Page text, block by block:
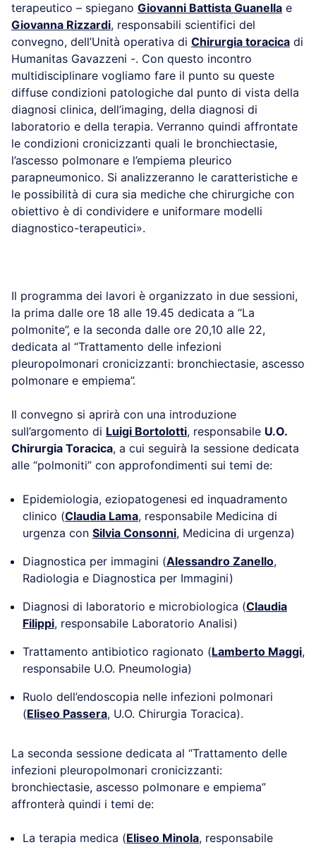
terapeutico – spiegano Giovanni Battista Guanella e
Giovanna Rizzardi, responsabili scientifici del
convegno, dell’Unità operativa di Chirurgia toracica di
Humanitas Gavazzeni -. Con questo incontro
multidisciplinare vogliamo fare il punto su queste
diffuse condizioni patologiche dal punto di vista della
diagnosi clinica, dell’imaging, della diagnosi di
laboratorio e della terapia. Verranno quindi affrontate
le condizioni cronicizzanti quali le bronchiectasie,
l’ascesso polmonare e l’empiema pleurico
parapneumonico. Si analizzeranno le caratteristiche e
le possibilità di cura sia mediche che chirurgiche con
obiettivo è di condividere e uniformare modelli
diagnostico-terapeutici».
Il programma dei lavori è organizzato in due sessioni,
la prima dalle ore 18 alle 19.45 dedicata a “La
polmonite”, e la seconda dalle ore 20,10 alle 22,
dedicata al “Trattamento delle infezioni
pleuropolmonari cronicizzanti: bronchiectasie, ascesso
polmonare e empiema”.
Il convegno si aprirà con una introduzione
sull’argomento di Luigi Bortolotti, responsabile U.O.
Chirurgia Toracica, a cui seguirà la sessione dedicata
alle “polmoniti” con approfondimenti sui temi de:
Epidemiologia, eziopatogenesi ed inquadramento
clinico (Claudia Lama, responsabile Medicina di
urgenza con Silvia Consonni, Medicina di urgenza)
Diagnostica per immagini (Alessandro Zanello,
Radiologia e Diagnostica per Immagini)
Diagnosi di laboratorio e microbiologica (Claudia
Filippi, responsabile Laboratorio Analisi)
Trattamento antibiotico ragionato (Lamberto Maggi,
responsabile U.O. Pneumologia)
Ruolo dell’endoscopia nelle infezioni polmonari
(Eliseo Passera, U.O. Chirurgia Toracica).
La seconda sessione dedicata al “Trattamento delle
infezioni pleuropolmonari cronicizzanti:
bronchiectasie, ascesso polmonare e empiema”
affronterà quindi i temi de:
La terapia medica (Eliseo Minola, responsabile